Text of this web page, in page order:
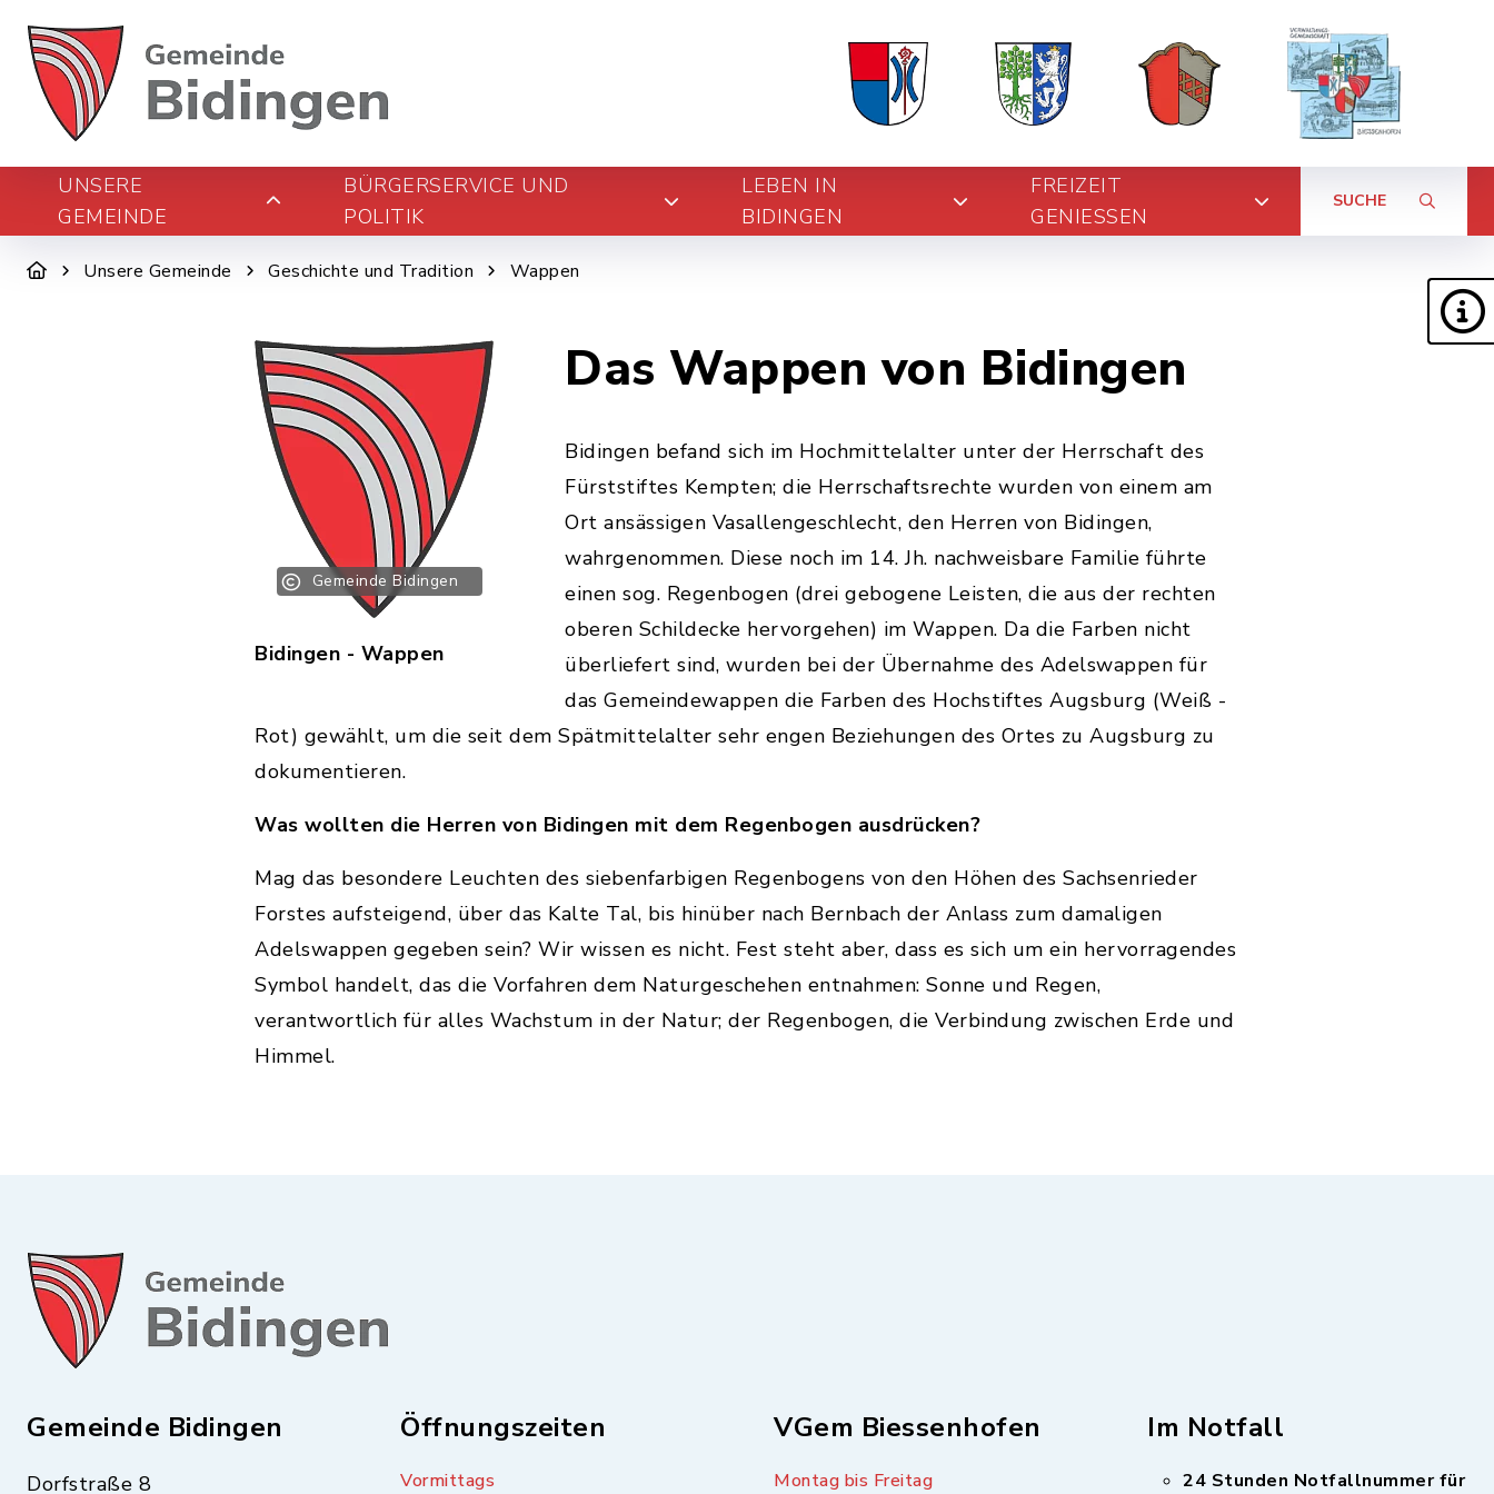
UNSERE
GEMEINDE
BÜRGERSERVICE UND
POLITIK
LEBEN IN
BIDINGEN
FREIZEIT
GENIESSEN
SUCHE
Unsere Gemeinde Geschichte und Tradition Wappen
Gemeinde Bidingen
Bidingen - Wappen
Das Wappen von Bidingen
Bidingen befand sich im Hochmittelalter unter der Herrschaft des
Fürststiftes Kempten; die Herrschaftsrechte wurden von einem am
Ort ansässigen Vasallengeschlecht, den Herren von Bidingen,
wahrgenommen. Diese noch im 14. Jh. nachweisbare Familie führte
einen sog. Regenbogen (drei gebogene Leisten, die aus der rechten
oberen Schildecke hervorgehen) im Wappen. Da die Farben nicht
überliefert sind, wurden bei der Übernahme des Adelswappen für
das Gemeindewappen die Farben des Hochstiftes Augsburg (Weiß -
Rot) gewählt, um die seit dem Spätmittelalter sehr engen Beziehungen des Ortes zu Augsburg zu
dokumentieren.
Was wollten die Herren von Bidingen mit dem Regenbogen ausdrücken?
Mag das besondere Leuchten des siebenfarbigen Regenbogens von den Höhen des Sachsenrieder
Forstes aufsteigend, über das Kalte Tal, bis hinüber nach Bernbach der Anlass zum damaligen
Adelswappen gegeben sein? Wir wissen es nicht. Fest steht aber, dass es sich um ein hervorragendes
Symbol handelt, das die Vorfahren dem Naturgeschehen entnahmen: Sonne und Regen,
verantwortlich für alles Wachstum in der Natur; der Regenbogen, die Verbindung zwischen Erde und
Himmel.
Gemeinde Bidingen
Dorfstraße 8
Öffnungszeiten
Vormittags
VGem Biessenhofen
Montag bis Freitag
Im Notfall
24 Stunden Notfallnummer für